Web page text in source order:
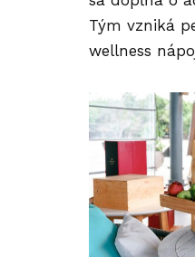
Tým vzniká
wellness